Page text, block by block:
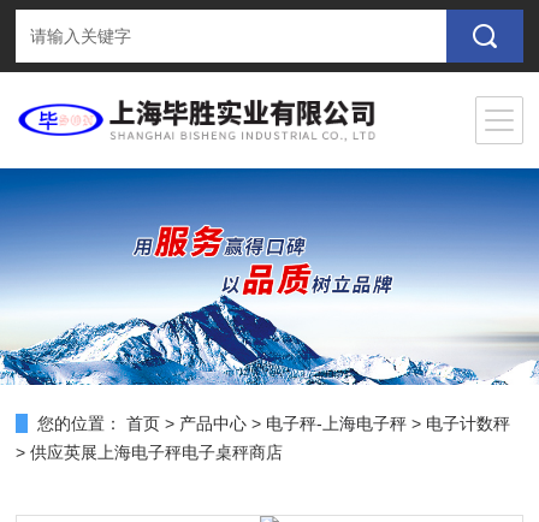
您的位置： 首页 > 产品中心 > 电子秤-上海电子秤 > 电子计数秤
> 供应英展上海电子秤电子桌秤商店